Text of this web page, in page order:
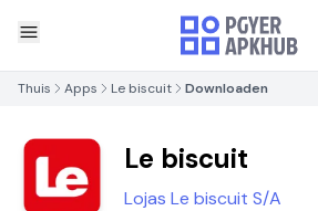
Thuis Apps Le biscuit Downloaden
Le biscuit
Lojas Le biscuit S/A